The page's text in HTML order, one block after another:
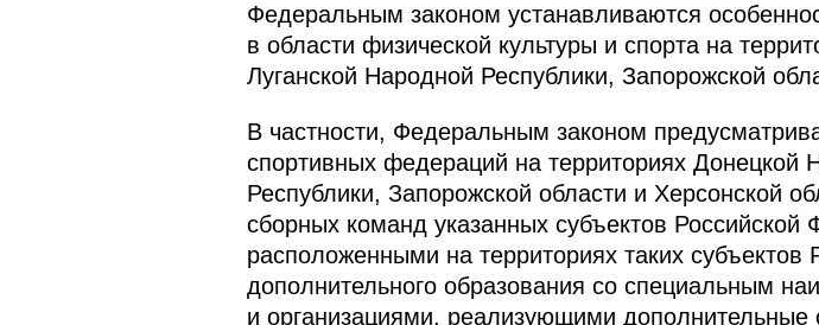
Федеральным законом устанавливаются
в области физической культуры и спорта на
Луганской Народной Республики, Запорожской
В частности, Федеральным законом
спортивных федераций на территориях Донецкой
Республики, Запорожской области и Херсонской
сборных команд указанных субъектов
расположенными на территориях таких
дополнительного образования со специальным
и организациями, реализующими дополнительные